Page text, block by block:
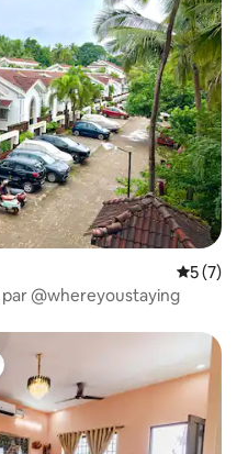
Note
5 (7)
par @whereyoustaying
les plus aimés